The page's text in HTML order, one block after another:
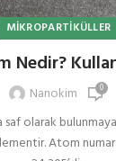
MIKROPARTIKÜLLER
Nedir?
Nanokim 0
olarak
Atom